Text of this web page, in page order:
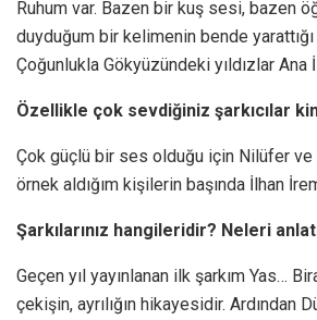
Ruhum var. Bazen bir kuş sesi, bazen
duyduğum bir kelimenin bende yarattığı
Çoğunlukla Gökyüzündeki yıldızlar Ana
Özellikle çok sevdiğiniz şarkıcılar
Çok güçlü bir ses olduğu için Nilüfer ve
örnek aldığım kişilerin başında İlhan
Şarkılarınız hangileridir? Neleri
Geçen yıl yayınlanan ilk şarkım Yas…
çekişin, ayrılığın hikayesidir. Ardından